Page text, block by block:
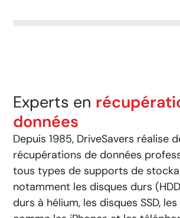
Experts en
données
Depuis 1985, DriveSavers réalise
récupérations de données
tous types de supports de
notamment les disques durs
durs à hélium, les disques SSD,